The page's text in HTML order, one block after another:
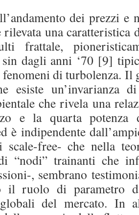
dei prezzi
una caratteristica
frattale,
dagli anni ‘70 [9]
fenomeni di turbolenza. Il
esiste un’invarianza
che rivela una
e la quarta potenza
è indipendente
scale-free- che nella
“nodi” trainanti che
, sembrano
il ruolo di parametro
del mercato. In